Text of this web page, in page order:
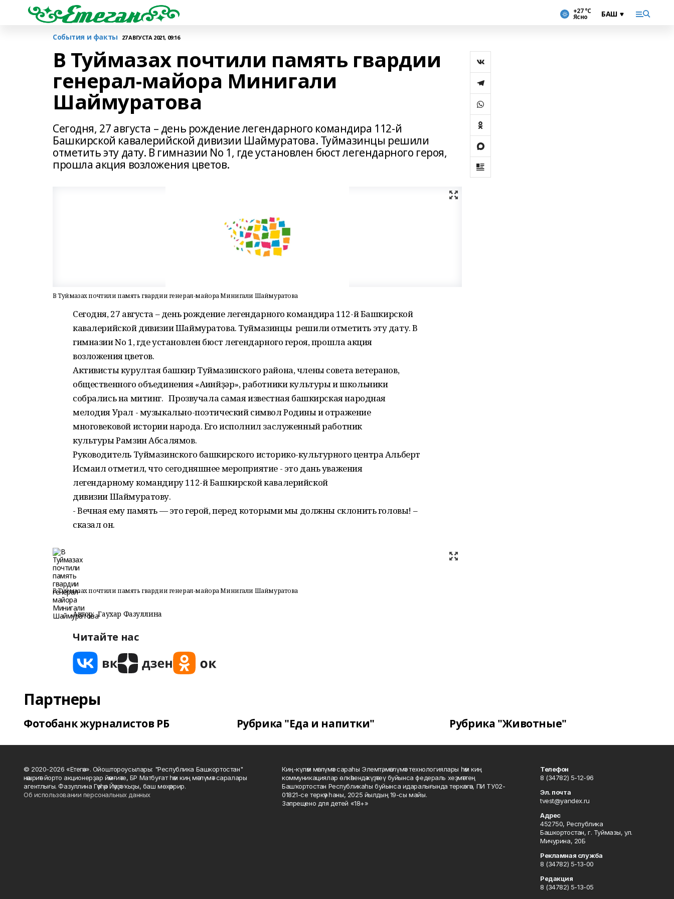
+27 °С
Ясно
События и факты 27 АВГУСТА 2021, 09:16
В Туймазах почтили память гвардии
генерал-майора Минигали
Шаймуратова
Сегодня, 27 августа – день рождение легендарного командира 112-й
Башкирской кавалерийской дивизии Шаймуратова. Туймазинцы решили
отметить эту дату. В гимназии No 1, где установлен бюст легендарного героя,
прошла акция возложения цветов.
В Туймазах почтили память гвардии генерал-майора Минигали Шаймуратова
Сегодня, 27 августа – день рождение легендарного командира 112-й Башкирской
кавалерийской дивизии Шаймуратова. Туймазинцы решили отметить эту дату. В
гимназии No 1, где установлен бюст легендарного героя, прошла акция
возложения цветов.
Активисты курултая башкир Туймазинского района, члены совета ветеранов,
общественного объединения «Ағинйҙәр», работники культуры и школьники
собрались на митинг. Прозвучала самая известная башкирская народная
мелодия Урал - музыкально-поэтический символ Родины и отражение
многовековой истории народа. Его исполнил заслуженный работник
культуры Рамзин Абсалямов.
Руководитель Туймазинского башкирского историко-культурного центра Альберт
Исмаил отметил, что сегодняшнее мероприятие - это дань уважения
легендарному командиру 112-й Башкирской кавалерийской
дивизии Шаймуратову.
- Вечная ему память — это герой, перед которыми мы должны склонить головы! –
сказал он.
В Туймазах почтили память гвардии генерал-майора Минигали Шаймуратова
Автор: Гаухар Фазуллина
Читайте нас
Партнеры
Фотобанк журналистов РБ Рубрика "Еда и напитки" Рубрика "Животные"
© 2020-2026 «Етегән». Ойоштороусылары: "Республика Башкортостан"
нәшриәт йорто акционерҙар йәмғиәте, БР Матбуғат һәм киң мәғлүмәт саралары
агентлығы. Фазуллина Гәүһәр Йәүҙәт ҡыҙы, баш мөхәррир.
Об использовании персональных данных
Киң-күләм мәғлүмәт сараһы Элемтә, мәғлүмәт технологиялары һәм киң
коммуникациялар өлкәһендә күҙәтеү буйынса федераль хеҙмәттең
Башҡортостан Республикаһы буйынса идаралығында теркәлгән, ПИ ТУ02-
01821-се теркәү һаны, 2025 йылдың 19-сы майы.
Запрещено для детей «18+»
Телефон
8 (34782) 5-12-96
Эл. почта
tvest@yandex.ru
Адрес
452750, Республика
Башкортостан, г. Туймазы, ул.
Мичурина, 20Б
Рекламная служба
8 (34782) 5-13-00
Редакция
8 (34782) 5-13-05